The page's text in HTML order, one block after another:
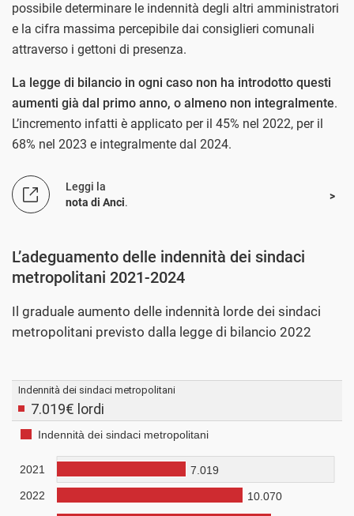
possibile determinare le indennità degli altri amministratori
e la cifra massima percepibile dai consiglieri comunali
attraverso i gettoni di presenza.
La legge di bilancio in ogni caso non ha introdotto questi
aumenti già dal primo anno, o almeno non integralmente.
L’incremento infatti è applicato per il 45% nel 2022, per il
68% nel 2023 e integralmente dal 2024.
Leggi la
nota di Anci.
L’adeguamento delle indennità dei sindaci
metropolitani 2021-2024
Il graduale aumento delle indennità lorde dei sindaci
metropolitani previsto dalla legge di bilancio 2022